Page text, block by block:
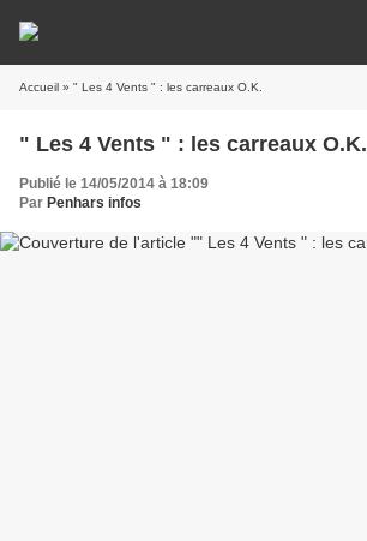
Accueil » " Les 4 Vents " : les carreaux O.K.
" Les 4 Vents " : les carreaux O.K.
Publié le 14/05/2014 à 18:09
Par Penhars infos